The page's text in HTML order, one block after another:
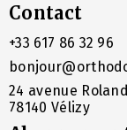
Contact
+33 617 86 32 96
24 avenue
78140 Vélizy